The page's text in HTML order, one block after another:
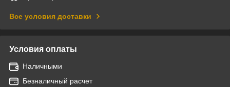
Все условия доставки
Условия оплаты
Наличными
Безналичный расчет